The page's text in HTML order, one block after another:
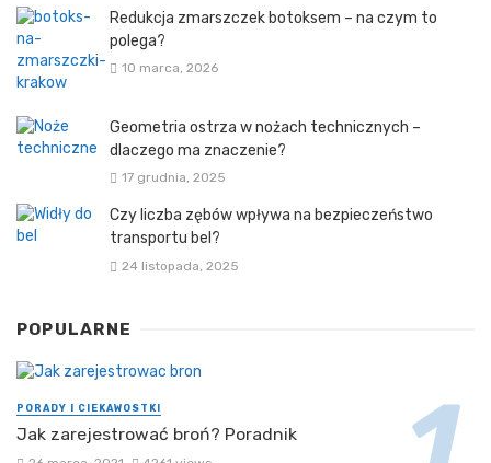
Redukcja zmarszczek botoksem – na czym to
polega?
10 marca, 2026
Geometria ostrza w nożach technicznych –
dlaczego ma znaczenie?
17 grudnia, 2025
Czy liczba zębów wpływa na bezpieczeństwo
transportu bel?
24 listopada, 2025
POPULARNE
PORADY I CIEKAWOSTKI
Jak zarejestrować broń? Poradnik